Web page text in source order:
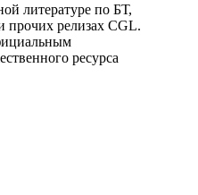
литературе по БТ,
прочих релизах CGL.
ресурса